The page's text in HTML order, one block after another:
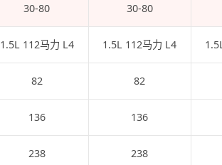
30-80 30-80
1.5L 112马力 L4 1.5L 112马力 L4
82 82
136 136
238 238